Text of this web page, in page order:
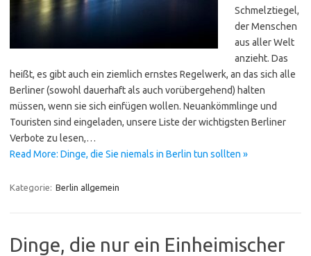
Schmelztiegel,
der Menschen
aus aller Welt
anzieht. Das
heißt, es gibt auch ein ziemlich ernstes Regelwerk, an das sich alle
Berliner (sowohl dauerhaft als auch vorübergehend) halten
müssen, wenn sie sich einfügen wollen. Neuankömmlinge und
Touristen sind eingeladen, unsere Liste der wichtigsten Berliner
Verbote zu lesen,…
Read More: Dinge, die Sie niemals in Berlin tun sollten »
Kategorie: Berlin allgemein
Dinge, die nur ein Einheimischer